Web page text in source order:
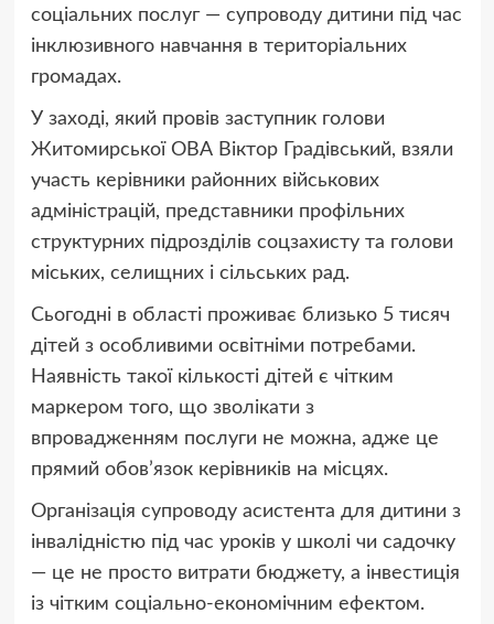
соціальних послуг — супроводу дитини під час
інклюзивного навчання в територіальних
громадах.
У заході, який провів заступник голови
Житомирської ОВА Віктор Градівський, взяли
участь керівники районних військових
адміністрацій, представники профільних
структурних підрозділів соцзахисту та голови
міських, селищних і сільських рад.
Сьогодні в області проживає близько 5 тисяч
дітей з особливими освітніми потребами.
Наявність такої кількості дітей є чітким
маркером того, що зволікати з
впровадженням послуги не можна, адже це
прямий обов’язок керівників на місцях.
Організація супроводу асистента для дитини з
інвалідністю під час уроків у школі чи садочку
— це не просто витрати бюджету, а інвестиція
із чітким соціально-економічним ефектом.